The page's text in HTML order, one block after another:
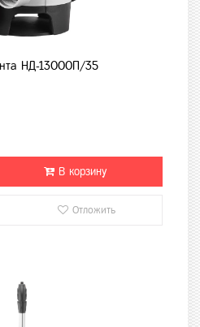
НД-13000П/35
В корзину
Отложить